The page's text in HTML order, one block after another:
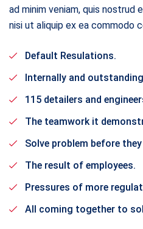
ad minim veniam, quis nostrud
nisi ut aliquip ex ea commodo
Default Resulations.
Internally and
115 detailers and
The teamwork it
Solve problem before
The result of employees.
Pressures of more
All coming together to